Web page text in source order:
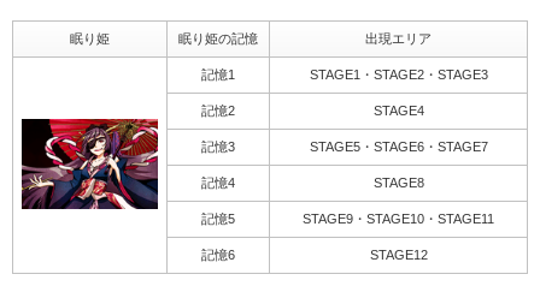
眠り姫 眠り姫の記憶 出現エリア
記憶1 STAGE1・STAGE2・STAGE3
記憶2 STAGE4
記憶3 STAGE5・STAGE6・STAGE7
記憶4 STAGE8
記憶5 STAGE9・STAGE10・STAGE11
記憶6 STAGE12